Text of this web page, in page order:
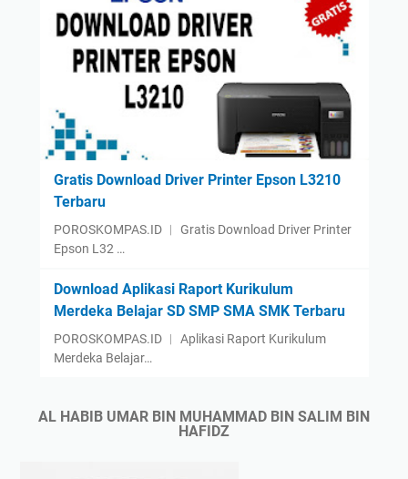
Gratis Download Driver Printer Epson L3210
Terbaru
POROSKOMPAS.ID ︱ Gratis Download Driver Printer
Epson L32 …
Download Aplikasi Raport Kurikulum
Merdeka Belajar SD SMP SMA SMK Terbaru
POROSKOMPAS.ID ︱ Aplikasi Raport Kurikulum
Merdeka Belajar…
AL HABIB UMAR BIN MUHAMMAD BIN SALIM BIN
HAFIDZ